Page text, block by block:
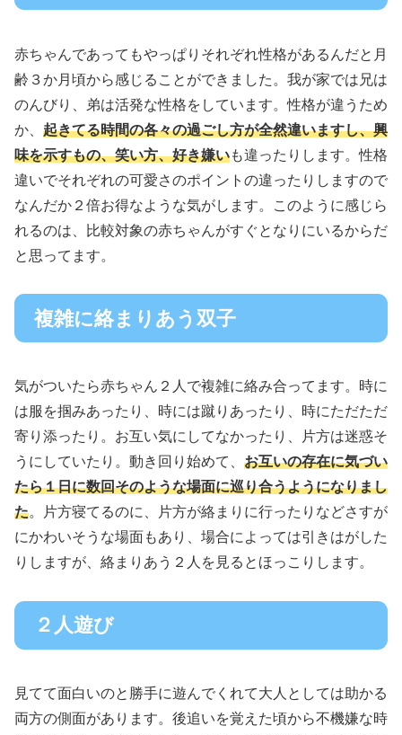
赤ちゃんであってもやっぱりそれぞれ性格があるんだと月
齢３か月頃から感じることができました。我が家では兄は
のんびり、弟は活発な性格をしています。性格が違うため
か、 起きてる時間の各々の過ごし方が全然違いますし、興
味を示すもの、笑い方、好き嫌いも違ったりします。性格
違いでそれぞれの可愛さのポイントの違ったりしますので
なんだか２倍お得なような気がします。このように感じら
れるのは、比較対象の赤ちゃんがすぐとなりにいるからだ
と思ってます。
複雑に絡まりあう双子
気がついたら赤ちゃん２人で複雑に絡み合ってます。時に
は服を掴みあったり、時には蹴りあったり、時にただただ
寄り添ったり。お互い気にしてなかったり、片方は迷惑そ
うにしていたり。動き回り始めて、 お互いの存在に気づい
たら１日に数回そのような場面に巡り合うようになりまし
た。片方寝てるのに、片方が絡まりに行ったりなどさすが
にかわいそうな場面もあり、場合によっては引きはがした
りしますが、絡まりあう２人を見るとほっこりします。
２人遊び
見てて面白いのと勝手に遊んでくれて大人としては助かる
両方の側面があります。後追いを覚えた頃から不機嫌な時